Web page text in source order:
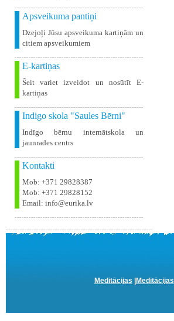
Apsveikuma pantiņi
Dzejoļi Jūsu apsveikuma kartiņām un
citiem apsveikumiem
E-kartiņas
Šeit variet izveidot un nosūtīt E-
kartiņas
Indigo skola "Saules Bērni"
Indīgo bērnu internātskola un
jaunrades centrs
Kontakti
Mob: +371 29828387
Mob: +371 29828152
Email: info@eurika.lv
Meditācijas
Meditācijas